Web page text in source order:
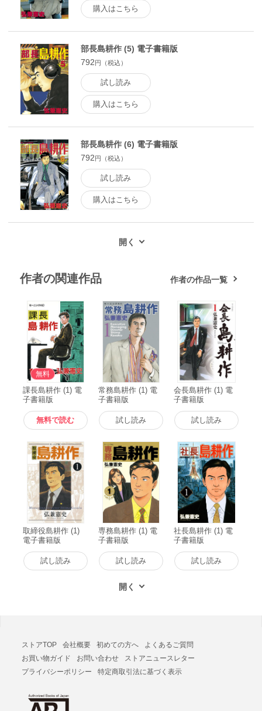
購入はこちら
部長島耕作 (5) 電子書籍版
792円（税込）
試し読み
購入はこちら
部長島耕作 (6) 電子書籍版
792円（税込）
試し読み
購入はこちら
作者の関連作品 作者の作品一覧
無料
課長島耕作 (1) 電
子書籍版
無料で読む
常務島耕作 (1) 電
子書籍版
試し読み
会長島耕作 (1) 電
子書籍版
試し読み
取締役島耕作 (1)
電子書籍版
試し読み
専務島耕作 (1) 電
子書籍版
試し読み
社長島耕作 (1) 電
子書籍版
試し読み
ストアTOP 会社概要 初めての方へ
よくあるご質問
お買い物ガイド
お問い合わせ
ストアニュースレター
プライバシーポリシー
特定商取引法に基づく表示